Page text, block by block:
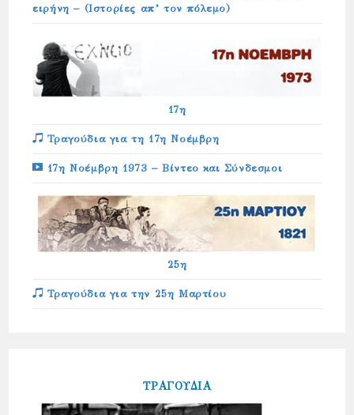
ειρήνη – (Ιστορίες απ’ τον πόλεμο)
17η
Τραγούδια για τη 17η Νοέμβρη
17η Νοέμβρη 1973 – Βίντεο και Σύνδεσμοι
25η
Τραγούδια για την 25η Μαρτίου
ΤΡΑΓΟΥΔΙΑ